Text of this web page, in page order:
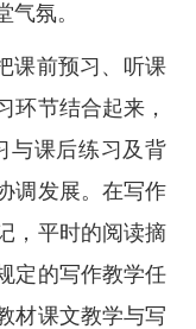
氛。
课前预习、听课
环节结合起来，
与课后练习及背
调发展。在写作
，平时的阅读摘
定的写作教学任
材课文教学与写